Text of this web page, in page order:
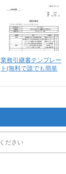
業務引継書テンプレー
ト(無料で誰でも簡単